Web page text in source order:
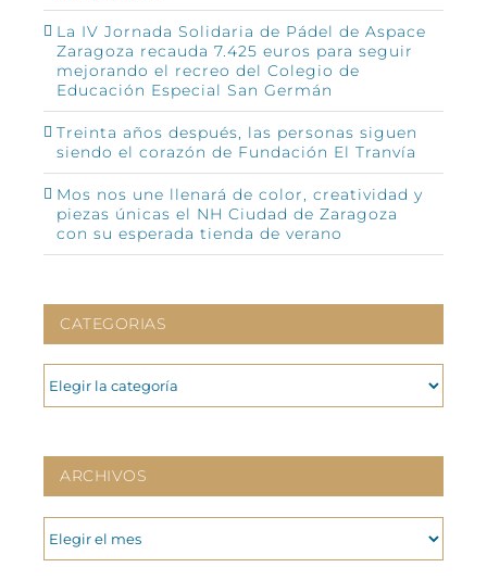
La IV Jornada Solidaria de Pádel de Aspace
Zaragoza recauda 7.425 euros para seguir
mejorando el recreo del Colegio de
Educación Especial San Germán
Treinta años después, las personas siguen
siendo el corazón de Fundación El Tranvía
Mos nos une llenará de color, creatividad y
piezas únicas el NH Ciudad de Zaragoza
con su esperada tienda de verano
CATEGORIAS
CATEGORIAS
ARCHIVOS
ARCHIVOS